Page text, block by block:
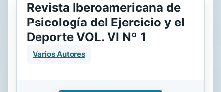
Revista Iberoamericana de
Psicología del Ejercicio y el
Deporte VOL. VI Nº 1
Varios Autores